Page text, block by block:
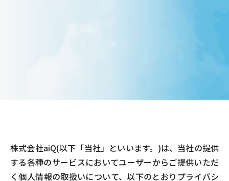
株式会社aiQ(以下「当社」といいます。)は、当社の提供
する各種のサービスにおいてユーザーからご提供いただ
く個人情報の取扱いについて、以下のとおりプライバシ